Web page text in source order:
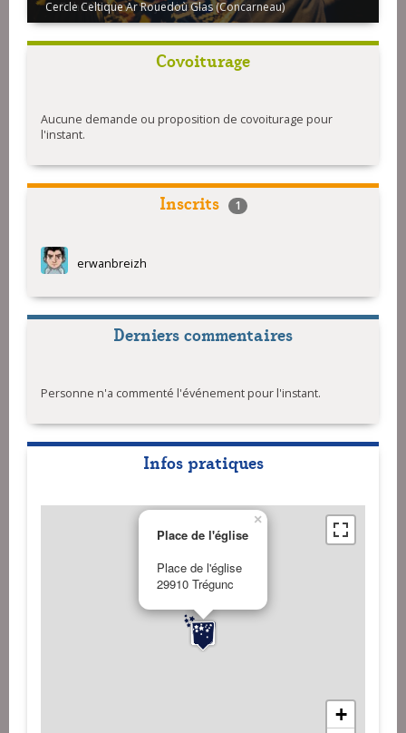
Cercle Celtique Ar Rouedoù Glas (Concarneau)
Covoiturage
Aucune demande ou proposition de covoiturage pour
l'instant.
Inscrits 1
erwanbreizh
Derniers commentaires
Personne n'a commenté l'événement pour l'instant.
Infos pratiques
Place de l'église
Place de l'église
29910 Trégunc
×
+